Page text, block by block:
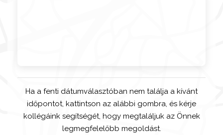
Ha a fenti dátumválasztóban nem találja a kívánt
időpontot, kattintson az alábbi gombra, és kérje
kollégáink segítségét, hogy megtaláljuk az Önnek
legmegfelelőbb megoldást.